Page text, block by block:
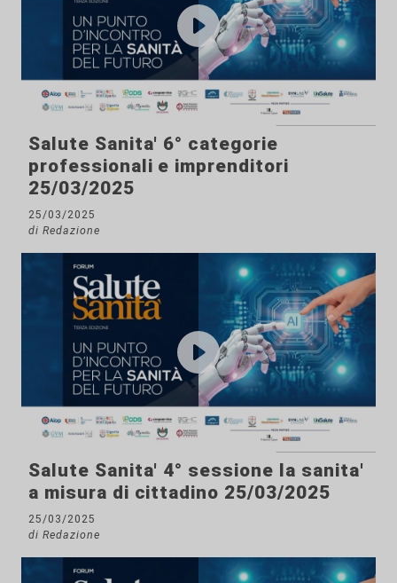
Salute Sanita' 6° categorie
professionali e imprenditori
25/03/2025
25/03/2025
di Redazione
Salute Sanita' 4° sessione la sanita'
a misura di cittadino 25/03/2025
25/03/2025
di Redazione